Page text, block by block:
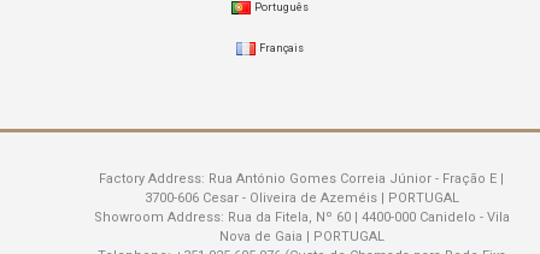
Português
Français
Factory Address: Rua António Gomes Correia Júnior - Fração E |
3700-606 Cesar - Oliveira de Azeméis | PORTUGAL
Showroom Address: Rua da Fitela, Nº 60 | 4400-000 Canidelo - Vila
Nova de Gaia | PORTUGAL